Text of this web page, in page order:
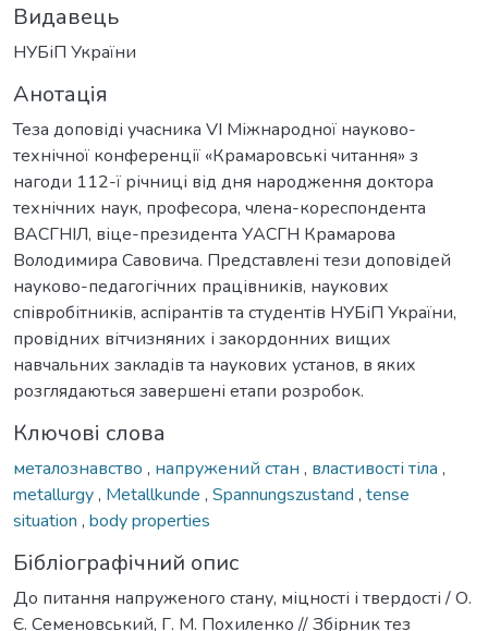
Видавець
НУБіП України
Анотація
Теза доповіді учасника VI Міжнародної науково-
технічної конференції «Крамаровські читання» з
нагоди 112-ї річниці від дня народження доктора
технічних наук, професора, члена-кореспондента
ВАСГНІЛ, віце-президента УАСГН Крамарова
Володимира Савовича. Представлені тези доповідей
науково-педагогічних працівників, наукових
співробітників, аспірантів та студентів НУБіП України,
провідних вітчизняних і закордонних вищих
навчальних закладів та наукових установ, в яких
розглядаються завершені етапи розробок.
Ключові слова
металознавство , напружений стан , властивості тіла ,
metallurgy, Metallkunde , Spannungszustand , tense
situation , body properties
Бібліографічний опис
До питання напруженого стану, міцності і твердості / О.
Є. Семеновський, Г. М. Похиленко // Збірник тез